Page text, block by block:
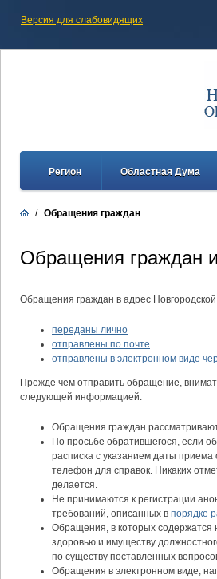
Версия для слабовидящих
Регион Областная Дума
/ Обращения граждан
Обращения граждан
Обращения граждан в адрес
переданы лично
отправлены по почте
отправлены в электронном виде
Прежде чем отправить обращение,
следующей информацией:
Обращения граждан
По просьбе обратившегося, если
расписка с указанием даты
телефон для справок. Никаких
делается.
Не принимаются к регистрации
требований, описанных в порядке
Обращения, в которых содержатся
здоровью и имуществу
по существу поставленных
Обращения в электронном виде,